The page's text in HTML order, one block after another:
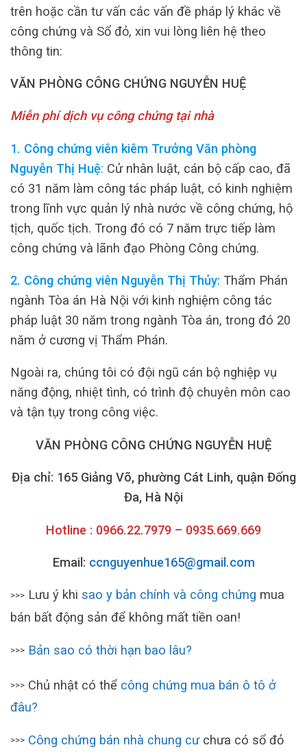
trên hoặc cần tư vấn các vấn đề pháp lý khác về
công chứng và Sổ đỏ, xin vui lòng liên hệ theo
thông tin:
VĂN PHÒNG CÔNG CHỨNG NGUYỄN HUỆ
Miễn phí dịch vụ công chứng tại nhà
1. Công chứng viên kiêm Trưởng Văn phòng
Nguyễn Thị Huệ: Cử nhân luật, cán bộ cấp cao, đã
có 31 năm làm công tác pháp luật, có kinh nghiệm
trong lĩnh vực quản lý nhà nước về công chứng, hộ
tịch, quốc tịch. Trong đó có 7 năm trực tiếp làm
công chứng và lãnh đạo Phòng Công chứng.
2. Công chứng viên Nguyễn Thị Thủy: Thẩm Phán
ngành Tòa án Hà Nội với kinh nghiệm công tác
pháp luật 30 năm trong ngành Tòa án, trong đó 20
năm ở cương vị Thẩm Phán.
Ngoài ra, chúng tôi có đội ngũ cán bộ nghiệp vụ
năng động, nhiệt tình, có trình độ chuyên môn cao
và tận tụy trong công việc.
VĂN PHÒNG CÔNG CHỨNG NGUYỄN HUỆ
Địa chỉ: 165 Giảng Võ, phường Cát Linh, quận Đống
Đa, Hà Nội
Hotline : 0966.22.7979 – 0935.669.669
Email: ccnguyenhue165@gmail.com
>>> Lưu ý khi sao y bản chính và công chứng mua
bán bất động sản để không mất tiền oan!
>>> Bản sao có thời hạn bao lâu?
>>> Chủ nhật có thể công chứng mua bán ô tô ở
đâu?
>>> Công chứng bán nhà chung cưchưa có sổ đỏ